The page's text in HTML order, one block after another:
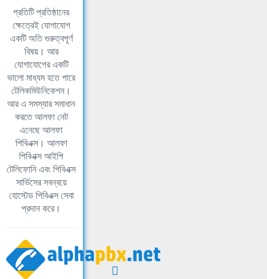
প্রতিটি প্রতিষ্ঠানের
ক্ষেত্রেই যোগাযোগ
একটি অতি গুরুত্বপূর্ণ
বিষয়। আর
যোগাযোগের একটি
ভালো মাধ্যম হতে পারে
টেলিকমিউনিকেশন।
আর এ সমস্যার সমাধান
করতে আলফা নেট
এনেছে আলফা
পিবিএক্স। আলফা
পিবিএক্স আইপি
টেলিফোনি এবং পিবিএক্স
সার্ভিসের সবন্বয়ে
হোস্টেড পিবিএক্স সেবা
প্রদান করে।